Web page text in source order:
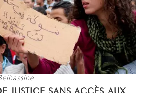
JUSTICE SANS ACCÈS AUX